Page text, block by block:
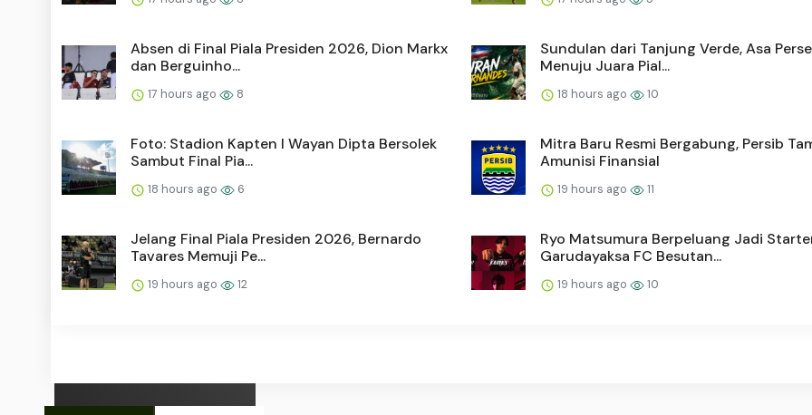
Absen di Final Piala Presiden 2026, Dion Markx
dan Berguinho...
17 hours ago 8
Sundulan dari Tanjung Verde, Asa
Menuju Juara Pial...
18 hours ago 10
Foto: Stadion Kapten I Wayan Dipta Bersolek
Sambut Final Pia...
18 hours ago 6
Mitra Baru Resmi Bergabung, Persib
Amunisi Finansial
19 hours ago 11
Jelang Final Piala Presiden 2026, Bernardo
Tavares Memuji Pe...
19 hours ago 12
Ryo Matsumura Berpeluang Jadi
Garudayaksa FC Besutan...
19 hours ago 10